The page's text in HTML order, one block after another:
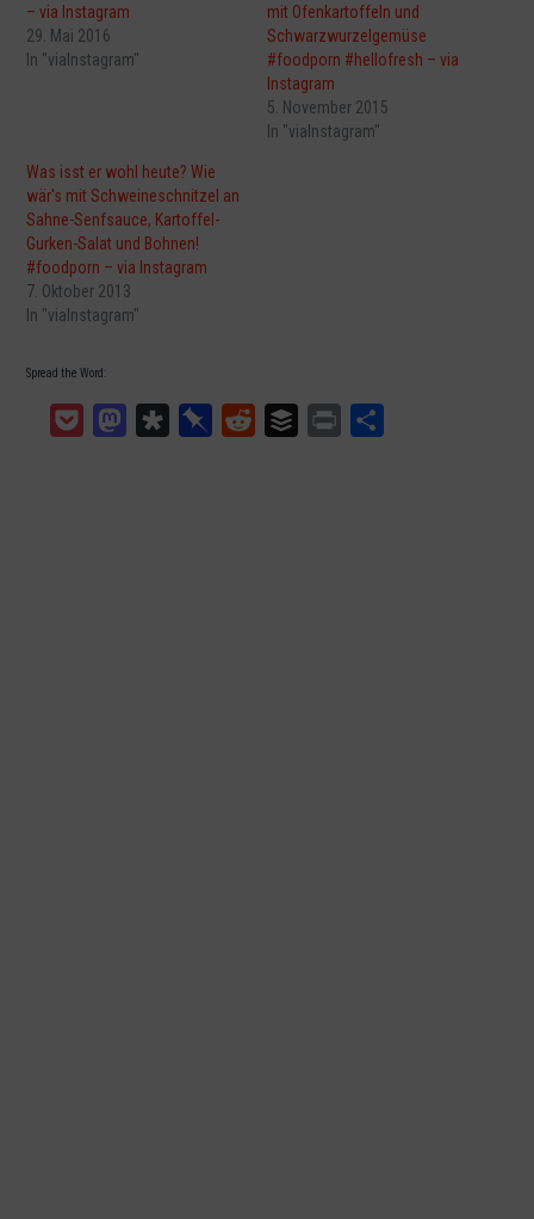
– via Instagram
29. Mai 2016
In "viaInstagram"
mit Ofenkartoffeln und
Schwarzwurzelgemüse
#foodporn #hellofresh – via
Instagram
5. November 2015
In "viaInstagram"
Was isst er wohl heute? Wie
wär's mit Schweineschnitzel an
Sahne-Senfsauce, Kartoffel-
Gurken-Salat und Bohnen!
#foodporn – via Instagram
7. Oktober 2013
In "viaInstagram"
Spread the Word:
Pocket MastodonDiasporaPinboardReddit Buffer Print